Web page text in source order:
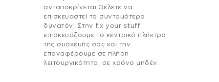
ανταποκρίνεται;Θέλετε να
επισκευαστεί το συντομότερο
δυνατόν; Στην fix your stuff
επισκευάζουμε το κεντρικό πλήκτρο
της συσκευής σας και την
επαναφέρουμε σε πλήρη
λειτουργικότητα, σε χρόνο μηδέν.